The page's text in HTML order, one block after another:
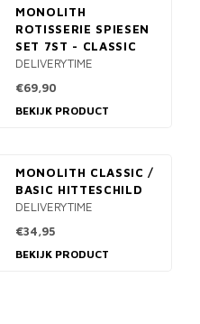
MONOLITH
ROTISSERIE SPIESEN
SET 7ST - CLASSIC
DELIVERYTIME
€69,90
BEKIJK PRODUCT
MONOLITH CLASSIC /
BASIC HITTESCHILD
DELIVERYTIME
€34,95
BEKIJK PRODUCT